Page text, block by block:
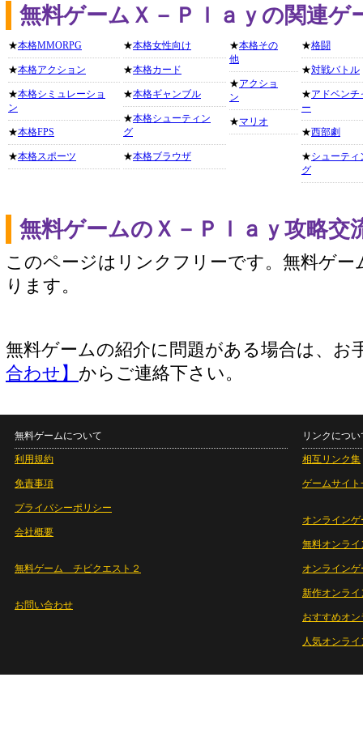
無料ゲームＸ－Ｐｌａｙの関連ゲ
★本格MMORPG
★本格アクション
★本格シミュレーショ
ン
★本格FPS
★本格スポーツ
★本格女性向け
★本格カード
★本格ギャンブル
★本格シューティン
グ
★本格ブラウザ
★本格その
他
★アクショ
ン
★マリオ
★格闘
★対戦バトル
★アドベンチ
ー
★西部劇
★シューティ
グ
無料ゲームのＸ－Ｐｌａｙ攻略交
このページはリンクフリーです。無料ゲー
ります。
無料ゲームの紹介に問題がある場合は、お
合わせ】 からご連絡下さい。
無料ゲームについて
利用規約
免責事項
プライバシーポリシー
会社概要
無料ゲーム チビクエスト２
お問い合わせ
リンクについ
相互リンク集
ゲームサイト
オンラインゲ
無料オンライ
オンライン
新作オンライ
おすすめオ
人気オンラ